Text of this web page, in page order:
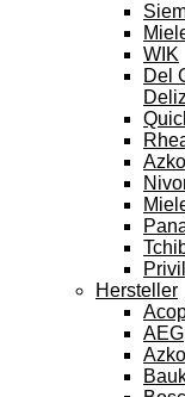
WIK
Del
Hersteller
AEG